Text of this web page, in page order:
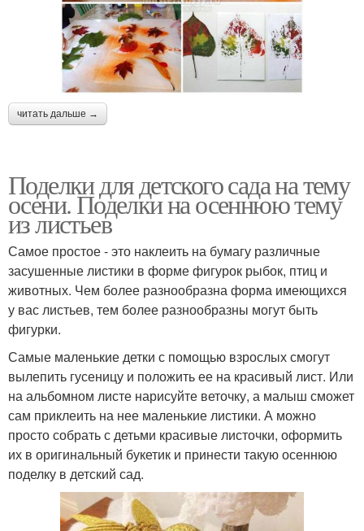
читать дальше →
Поделки для детского сада на тему
осени. Поделки на осеннюю тему
из листьев
Самое простое - это наклеить на бумагу различные
засушенные листики в форме фигурок рыбок, птиц и
животных. Чем более разнообразна форма имеющихся
у вас листьев, тем более разнообразны могут быть
фигурки.
Самые маленькие детки с помощью взрослых смогут
вылепить гусеницу и положить ее на красивый лист. Или
на альбомном листе нарисуйте веточку, а малыш сможет
сам приклеить на нее маленькие листики. А можно
просто собрать с детьми красивые листочки, оформить
их в оригинальный букетик и принести такую осеннюю
поделку в детский сад.